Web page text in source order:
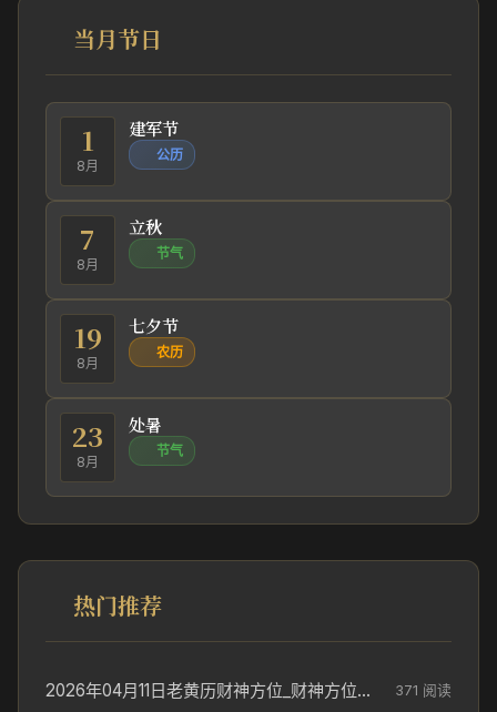
当月节日
1
8月
建军节
公历
7
8月
立秋
节气
19
8月
七夕节
农历
23
8月
处暑
节气
热门推荐
2026年04月11日老黄历财神方位_财神方位与供奉讲究 371 阅读